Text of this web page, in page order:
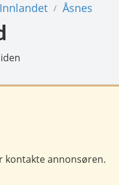
Innlandet / Åsnes
kontakte annonsøren.